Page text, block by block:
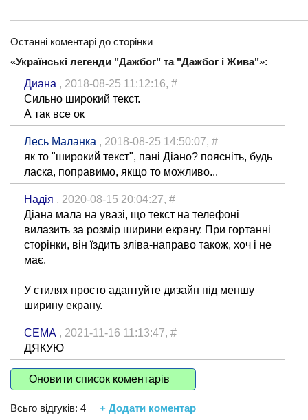
Останні коментарі до сторінки
«Українські легенди "Дажбог" та "Дажбог і Жива"»:
Диана , 2018-08-25 11:12:16, #
Сильно широкий текст.
А так все ок
Лесь Маланка , 2018-08-25 14:50:07, #
як то "широкий текст", пані Діано? поясніть, будь
ласка, поправимо, якщо то можливо...
Надія , 2020-08-15 20:04:27, #
Діана мала на увазі, що текст на телефоні
вилазить за розмір ширини екрану. При гортанні
сторінки, він їздить зліва-направо також, хоч і не
має.
У стилях просто адаптуйте дизайн під меншу
ширину екрану.
СЕМА , 2021-11-16 11:13:47, #
ДЯКУЮ
Оновити список коментарів
Всьго відгуків: 4 + Додати коментар